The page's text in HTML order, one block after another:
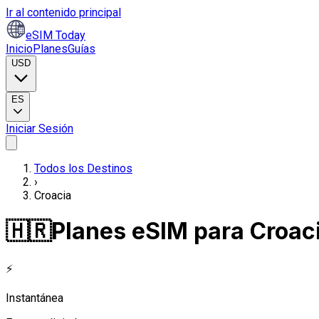
Ir al contenido principal
eSIM Today
InicioPlanesGuías
USD
ES
Iniciar Sesión
Todos los Destinos
›
Croacia
🇭🇷Planes eSIM para
⚡
Instantánea